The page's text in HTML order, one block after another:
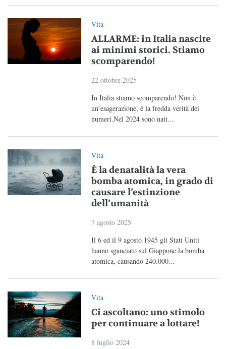
Vita
ALLARME: in Italia nascite
ai minimi storici. Stiamo
scomparendo!
22 ottobre 2025
In Italia stiamo scomparendo! Non è
un’esagerazione, è la fredda verità dei
numeri.Nel 2024 sono nati...
Vita
È la denatalità la vera
bomba atomica, in grado di
causare l’estinzione
dell’umanità
7 agosto 2025
Il 6 ed il 9 agosto 1945 gli Stati Uniti
hanno sganciato sul Giappone la bomba
atomica, causando 240.000...
Vita
Ci ascoltano: uno stimolo
per continuare a lottare!
8 luglio 2024